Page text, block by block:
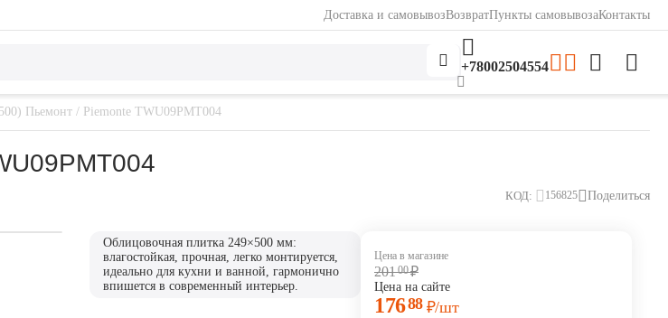
Доставка и самовывозВозвратПункты самовывозаКонтакты
+78002504554
Пьемонт / Piemonte TWU09PMT004
КОД: 156825 Поделиться
Облицовочная плитка 249×500 мм:
влагостойкая, прочная, легко монтируется,
идеально для кухни и ванной, гармонично
впишется в современный интерьер.
Цена в магазине
20100₽
Цена на сайте
17688 ₽/шт